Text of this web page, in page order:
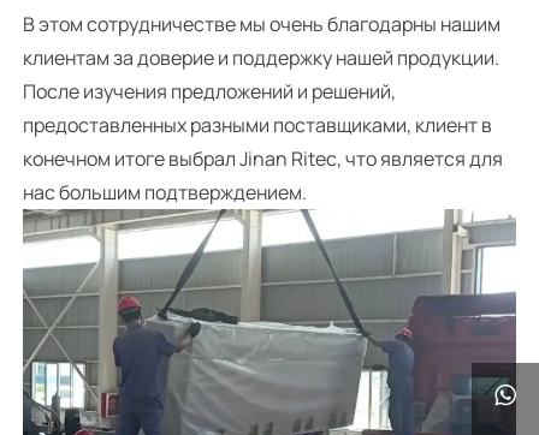
В этом сотрудничестве мы очень благодарны нашим
клиентам за доверие и поддержку нашей продукции.
После изучения предложений и решений,
предоставленных разными поставщиками, клиент в
конечном итоге выбрал Jinan Ritec, что является для
нас большим подтверждением.
